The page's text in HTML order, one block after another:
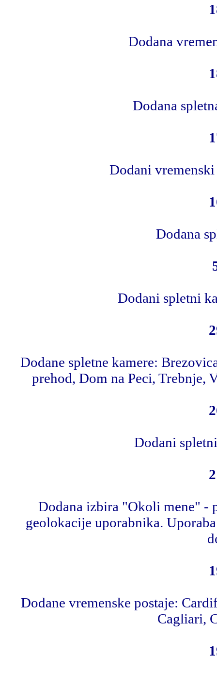
Dodana
Dodana
Dodani
Dodana
Dodani spletni
Dodane spletne kamere:
prehod, Dom na Peci, Trebnje,
Dodani
Dodana izbira "Okoli mene" -
geolokacije uporabnika.
Dodane vremenske postaje:
Cagliari,